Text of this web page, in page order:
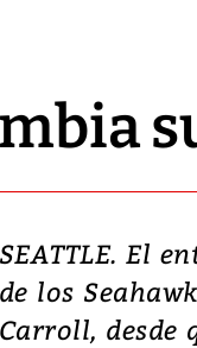
SEATTLE. El
de los
Carroll, desde
deja